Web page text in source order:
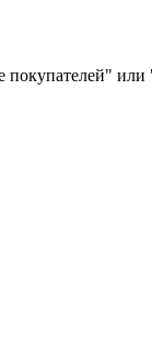
покупателей"